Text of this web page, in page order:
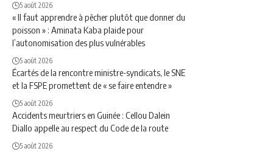
5 août 2026
« Il faut apprendre à pêcher plutôt que donner du
poisson » : Aminata Kaba plaide pour
l’autonomisation des plus vulnérables
5 août 2026
Écartés de la rencontre ministre-syndicats, le SNE
et la FSPE promettent de « se faire entendre »
5 août 2026
Accidents meurtriers en Guinée : Cellou Dalein
Diallo appelle au respect du Code de la route
5 août 2026